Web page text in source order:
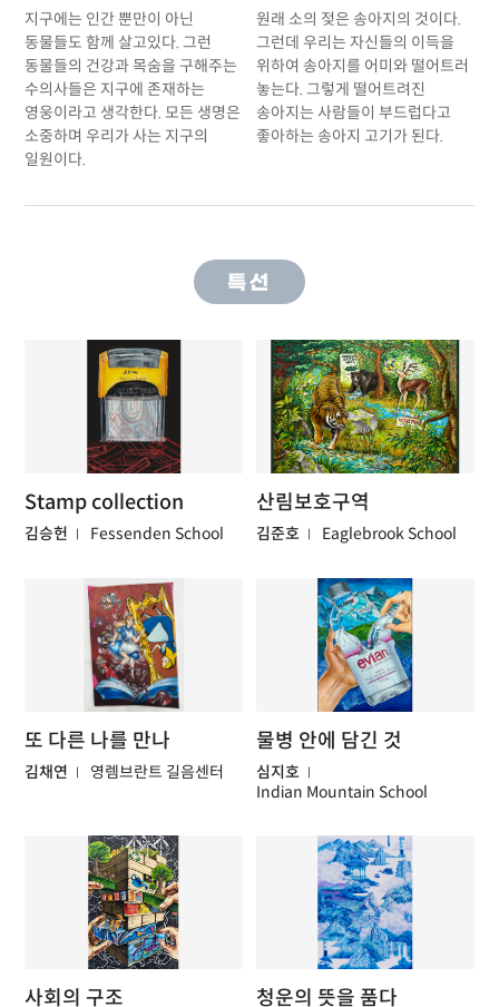
지구에는 인간 뿐만이 아닌
동물들도 함께 살고있다. 그런
동물들의 건강과 목숨을 구해주는
수의사들은 지구에 존재하는
영웅이라고 생각한다. 모든 생명은
소중하며 우리가 사는 지구의
일원이다.
원래 소의 젖은 송아지의 것이다.
그런데 우리는 자신들의 이득을
위하여 송아지를 어미와 떨어트러
놓는다. 그렇게 떨어트려진
송아지는 사람들이 부드럽다고
좋아하는 송아지 고기가 된다.
특선
Stamp collection
김승헌 Fessenden School
산림보호구역
김준호 Eaglebrook School
또 다른 나를 만나
김채연 영렘브란트 길음센터
물병 안에 담긴 것
심지호
Indian Mountain School
사회의 구조 청운의 뜻을 품다